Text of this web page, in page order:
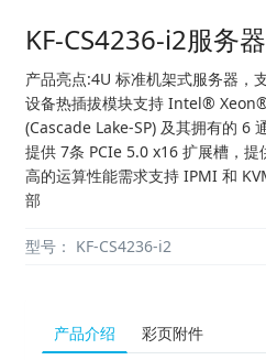
KF-CS4236-i2服务器
产品亮点:4U 标准机架式服务器，
设备热插拔模块支持 Intel®
(Cascade Lake-SP) 及其拥有的 6
提供 7条 PCIe 5.0 x16 扩展槽，
高的运算性能需求支持 IPMI 和
部
型号： KF-CS4236-i2
产品介绍 彩页附件